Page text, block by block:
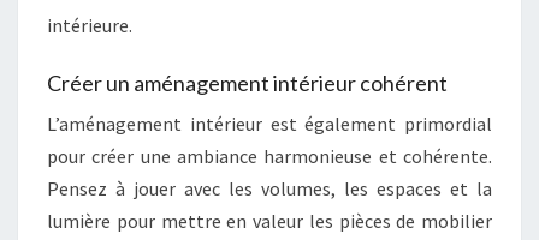
intérieure.
Créer un aménagement intérieur cohérent
L’aménagement intérieur est également primordial
pour créer une ambiance harmonieuse et cohérente.
Pensez à jouer avec les volumes, les espaces et la
lumière pour mettre en valeur les pièces de mobilier